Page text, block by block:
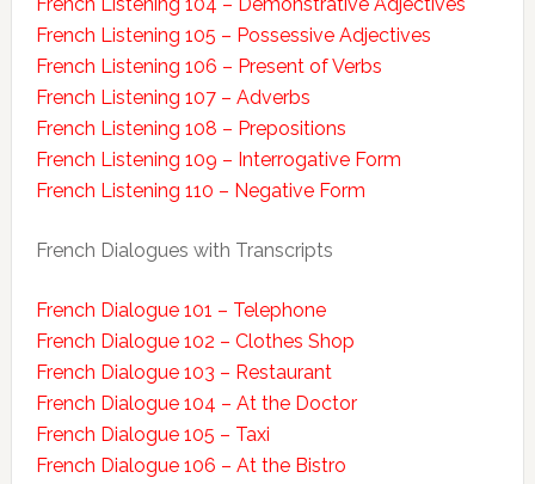
French Listening 105 – Possessive Adjectives
French Listening 106 – Present of Verbs
French Listening 107 – Adverbs
French Listening 108 – Prepositions
French Listening 109 – Interrogative Form
French Listening 110 – Negative Form
French Dialogues with Transcripts
French Dialogue 101 – Telephone
French Dialogue 102 – Clothes Shop
French Dialogue 103 – Restaurant
French Dialogue 104 – At the Doctor
French Dialogue 105 – Taxi
French Dialogue 106 – At the Bistro